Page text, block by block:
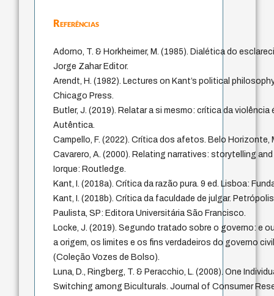
Referências
Adorno, T. & Horkheimer, M. (1985). Dialética do
Jorge Zahar Editor.
Arendt, H. (1982). Lectures on Kant’s political
Chicago Press.
Butler, J. (2019). Relatar a si mesmo: crítica da
Autêntica.
Campello, F. (2022). Crítica dos afetos. Belo Horizonte,
Cavarero, A. (2000). Relating narratives: storytelling
Iorque: Routledge.
Kant, I. (2018a). Crítica da razão pura. 9 ed. Lisboa:
Kant, I. (2018b). Crítica da faculdade de julgar.
Paulista, SP: Editora Universitária São Francisco.
Locke, J. (2019). Segundo tratado sobre o governo: e
a origem, os limites e os fins verdadeiros do governo
(Coleção Vozes de Bolso).
Luna, D., Ringberg, T. & Peracchio, L. (2008). One
Switching among Biculturals. Journal of Consumer